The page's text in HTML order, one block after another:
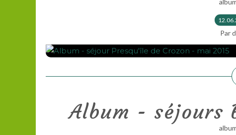
Par
Album - séjours